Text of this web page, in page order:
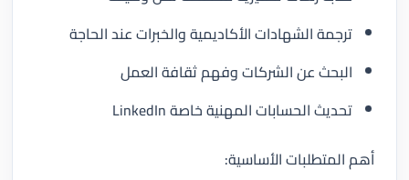
ترجمة الشهادات الأكاديمية والخبرات عند الحاجة
البحث عن الشركات وفهم ثقافة العمل
تحديث الحسابات المهنية خاصة LinkedIn
أهم المتطلبات الأساسية: